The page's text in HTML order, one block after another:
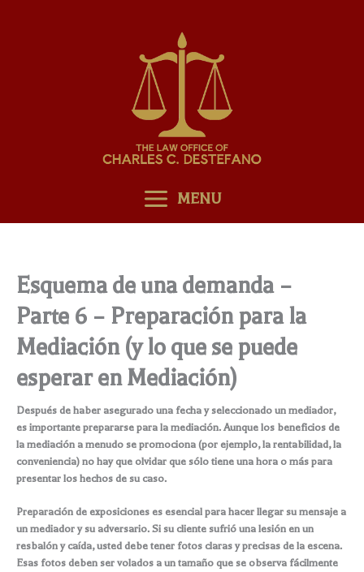
MENU
Esquema de una demanda –
Parte 6 – Preparación para la
Mediación (y lo que se puede
esperar en Mediación)
Después de haber asegurado una fecha y seleccionado un mediador,
es importante prepararse para la mediación. Aunque los beneficios de
la mediación a menudo se promociona (por ejemplo, la rentabilidad, la
conveniencia) no hay que olvidar que sólo tiene una hora o más para
presentar los hechos de su caso.
Preparación de exposiciones es esencial para hacer llegar su mensaje a
un mediador y su adversario. Si su cliente sufrió una lesión en un
resbalón y caída, usted debe tener fotos claras y precisas de la escena.
Esas fotos deben ser volados a un tamaño que se observa fácilmente